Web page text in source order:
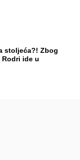
stoljeća?! Zbog
Rodri ide u